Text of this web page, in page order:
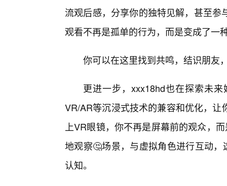
流观后感，分享你的独特见解，甚至
观看不再是孤单的行为，而是变成了一
你可以在这里找到共鸣，结识朋友
更进一步，xxx18hd也在探索未
VR/AR等沉浸式技术的兼容和优化，
上VR眼镜，你不再是屏幕前的观众，
地观察🤔场景，与虚拟角色进行互动
认知。